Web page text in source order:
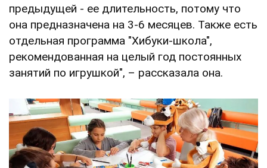
предыдущей - ее длительность, потому что
она предназначена на 3-6 месяцев. Также есть
отдельная программа "Хибуки-школа",
рекомендованная на целый год постоянных
занятий по игрушкой", – рассказала она.